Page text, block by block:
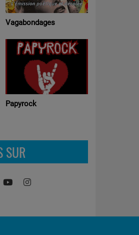
Ateliers pédagogiques
médias )
Chronoscaphe
SUR